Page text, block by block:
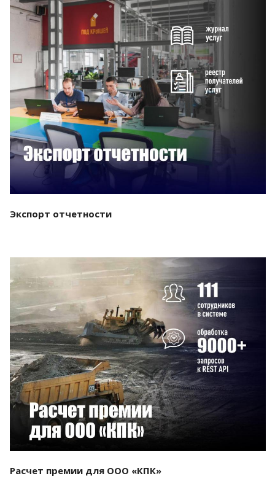
Смотреть проект
Экспорт отчетности
Смотреть проект
Расчет премии для ООО «КПК»